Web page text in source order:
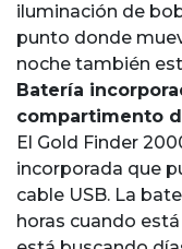
iluminación de
punto donde
noche también
Batería
compartimento
El Gold Finder
incorporada que
cable USB. La
horas cuando